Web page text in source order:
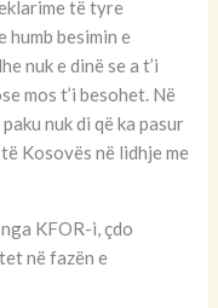
të tyre
humb besimin e
nuk e dinë se a t’i
mos t’i besohet. Në
nuk di që ka pasur
Kosovës në lidhje me
KFOR-i, çdo
në fazën e